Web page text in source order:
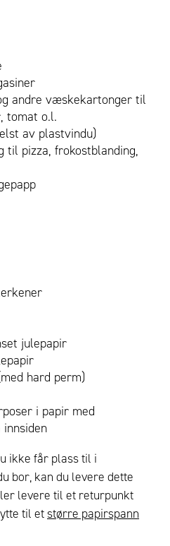
andre væskekartonger til
tomat o.l.
av plastvindu)
til pizza, frokostblanding,
julepapir
hard perm)
i papir med
ikke får plass til i
bor, kan du levere dette
levere til et returpunkt
til etstørre papirspann